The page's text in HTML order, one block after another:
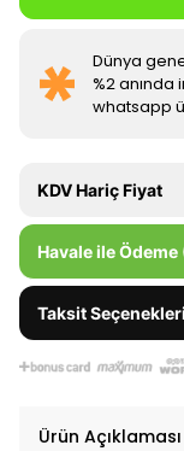
Dünya
%2 anında
whatsapp
KDV Hariç Fiyat
Havale ile
Taksit Seçenekleri
Ürün Açıklaması